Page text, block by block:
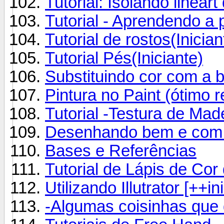
Tutorial - Aprendendo a
Tutorial de
Tutorial Pés(Iniciante)
Substituindo cor com a
Pintura no Paint (ótimo
Tutorial -Testura de
Desenhando bem e
Bases e Referências
Tutorial de Lápis de
Utilizando Illutrator
-Algumas coisinhas